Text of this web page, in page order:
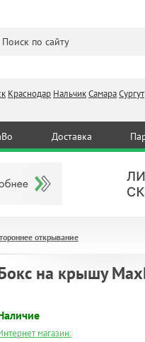
Краснодар НальчикСамараСургут
Доставка
открывание
на крышу
магазин: